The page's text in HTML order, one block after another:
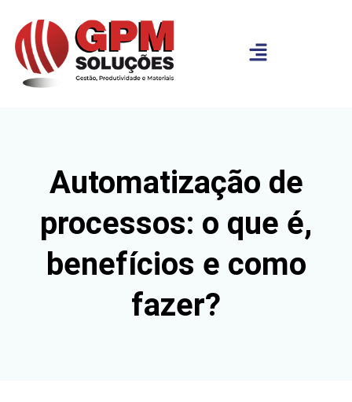
Automatização de
processos: o que é,
benefícios e como
fazer?